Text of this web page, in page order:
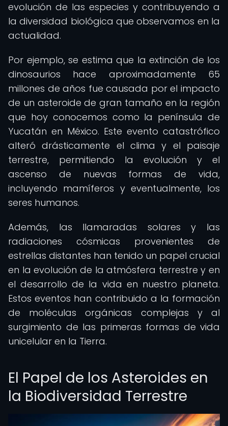
evolución de las especies y contribuyendo a
la diversidad biológica que observamos en la
actualidad.
Por ejemplo, se estima que la extinción de los
dinosaurios hace aproximadamente 65
millones de años fue causada por el impacto
de un asteroide de gran tamaño en la región
que hoy conocemos como la península de
Yucatán en México. Este evento catastrófico
alteró drásticamente el clima y el paisaje
terrestre, permitiendo la evolución y el
ascenso de nuevas formas de vida,
incluyendo mamíferos y eventualmente, los
seres humanos.
Además, las llamaradas solares y las
radiaciones cósmicas provenientes de
estrellas distantes han tenido un papel crucial
en la evolución de la atmósfera terrestre y en
el desarrollo de la vida en nuestro planeta.
Estos eventos han contribuido a la formación
de moléculas orgánicas complejas y al
surgimiento de las primeras formas de vida
unicelular en la Tierra.
El Papel de los Asteroides en
la Biodiversidad Terrestre